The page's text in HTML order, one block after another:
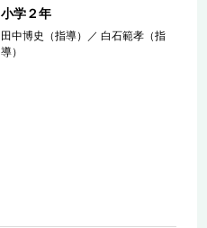
小学２年
田中博史（指導） ／白石範孝（指
導）